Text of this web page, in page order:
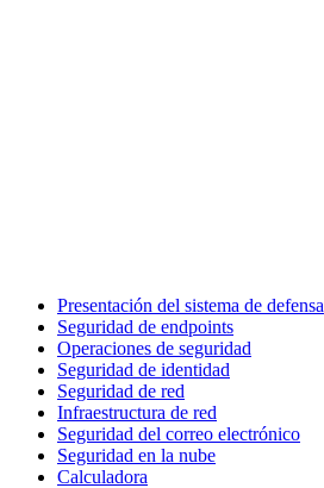
Presentación del sistema de defensa
Seguridad de endpoints
Operaciones de seguridad
Seguridad de identidad
Seguridad de red
Infraestructura de red
Seguridad del correo electrónico
Seguridad en la nube
Calculadora